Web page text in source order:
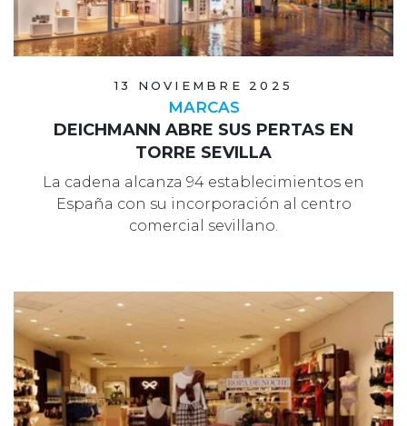
13 NOVIEMBRE 2025
MARCAS
DEICHMANN ABRE SUS PERTAS EN
TORRE SEVILLA
La cadena alcanza 94 establecimientos en
España con su incorporación al centro
comercial sevillano.